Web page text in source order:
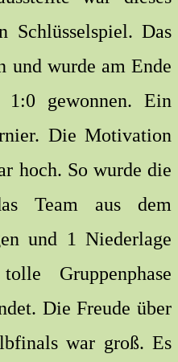
Das
und wurde am Ende
gewonnen. Ein
Die Motivation
hoch. So wurde die
Team aus dem
und 1 Niederlage
Gruppenphase
Die Freude über
war groß. Es